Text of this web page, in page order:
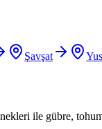
Şavşat
ile gübre,